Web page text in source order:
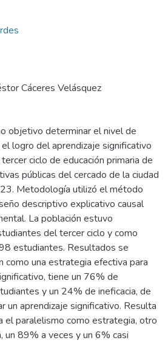
Cáceres Velásquez
objetivo determinar el nivel de
logro del aprendizaje significativo
ciclo de educación primaria de
públicas del cercado de la ciudad
Metodología utilizó el método
descriptivo explicativo causal
La población estuvo
del tercer ciclo y como
estudiantes. Resultados se
como una estrategia efectiva para
tiene un 76% de
y un 24% de ineficacia, de
un aprendizaje significativo. Resulta
el paralelismo como estrategia, otro
un 89% a veces y un 6% casi